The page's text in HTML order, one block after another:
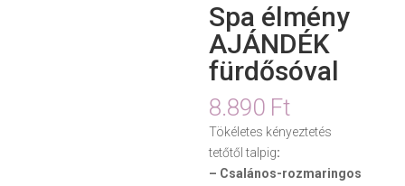
Spa élmény
AJÁNDÉK
fürdősóval
8.890 Ft
Tökéletes kényeztetés
tetőtől talpig:
– Csalános-rozmaringos